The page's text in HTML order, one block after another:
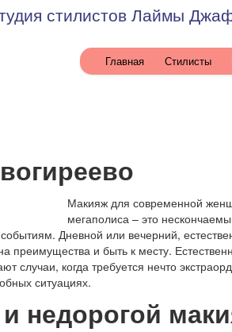
стилистов Лаймы
Главная Стилисты
Макияж для современной
мегаполиса – это
Дневной или вечерний,
преимущества и быть к месту.
случаи, когда требуется нечто
ситуациях.
недорогой